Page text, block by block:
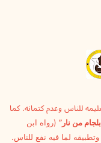
للناس وعدم كتمانه. كما
من نار” (رواه ابن
وتطبيقه لما فيه نفع للناس.